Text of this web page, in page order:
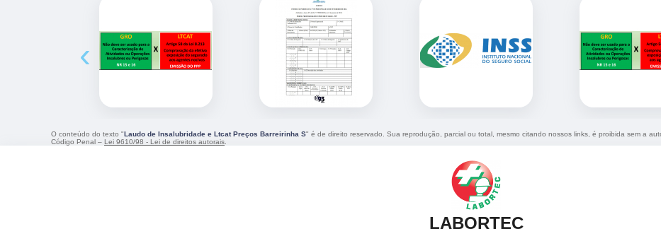
‹
O conteúdo do texto "Laudo de Insalubridade e Ltcat Preços Barreirinha S" é de direito reservado. Sua reprodução, parcial ou total, mesmo citando nossos links, é proibida sem a
Código Penal – Lei 9610/98 - Lei de direitos autorais
LABORTEC